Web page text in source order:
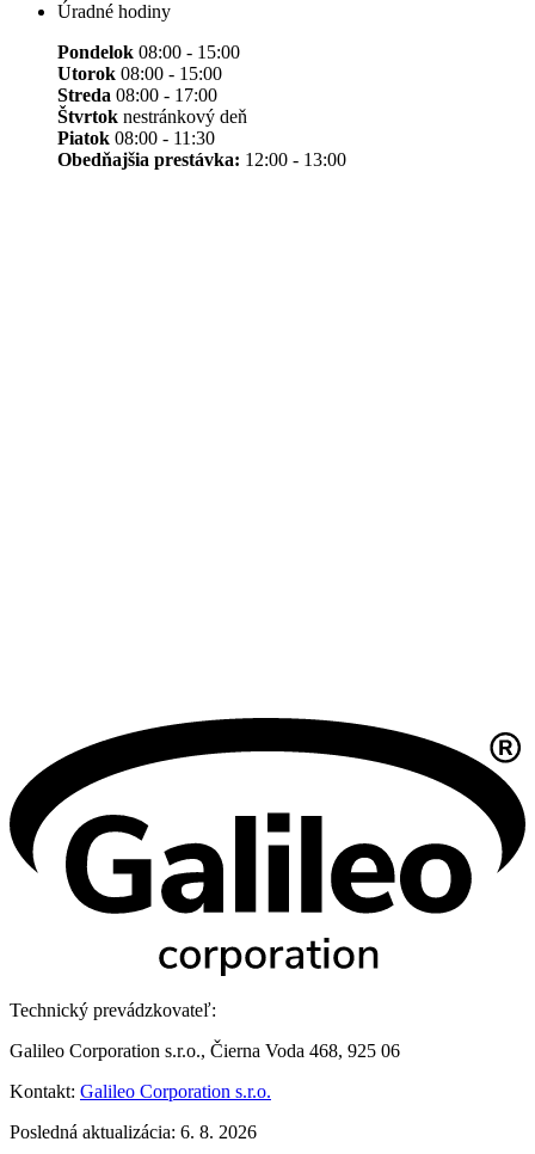
Úradné hodiny
Pondelok 08:00 - 15:00
Utorok 08:00 - 15:00
Streda 08:00 - 17:00
Štvrtok nestránkový deň
Piatok 08:00 - 11:30
Obedňajšia prestávka: 12:00 - 13:00
Technický prevádzkovateľ:
Galileo Corporation s.r.o., Čierna Voda 468, 925 06
Kontakt: Galileo Corporation s.r.o.
Posledná aktualizácia: 6. 8. 2026